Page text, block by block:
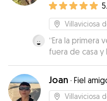
Villaviciosa
“Era la primera
fuera de casa
positiva. Ana
adapta
tímida e insegura y Ana estuvo pendiente,
con ella sus
Joan · Fiel
Villaviciosa